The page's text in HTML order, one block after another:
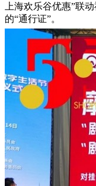
上海欢乐谷优惠”联
的“通行证”。